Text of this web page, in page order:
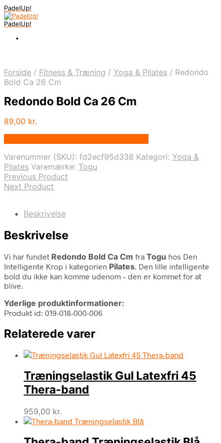
PadelUp!
PadelUp!
Forside / Fitness & Træning / Yoga & Pilates / Redondo
Bold Ca 26 Cm
Redondo Bold Ca 26 Cm
89,00 kr.
Varenummer (SKU): fd2ecf95d338 Kategori: Yoga &
Pilates Varemærke: Togu
Previous Product
Next Product
Beskrivelse
Beskrivelse
Vi har fundet Redondo Bold Ca Cm fra Togu hos Den
Intelligente Krop i kategorien Pilates. Den lille intelligente
bold du ikke kan komme udenom – den er kommet for at
blive.
Yderlige produktinformationer:
Produkt id: 019-018-000-006
Relaterede varer
Træningselastik Gul Latexfri 45
Thera-band
959,00 kr.